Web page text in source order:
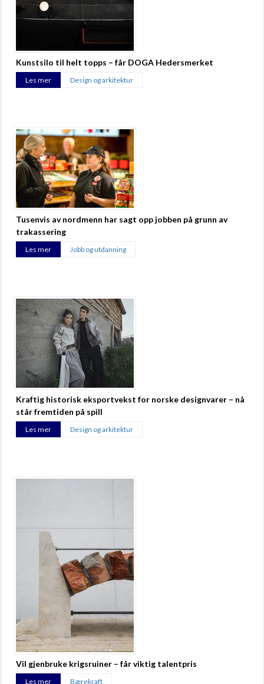
Kunstsilo til helt topps – får DOGA Hedersmerket
Les mer Design og arkitektur
Tusenvis av nordmenn har sagt opp jobben på grunn av
trakassering
Les mer Jobb og utdanning
Kraftig historisk eksportvekst for norske designvarer – nå
står fremtiden på spill
Les mer Design og arkitektur
Vil gjenbruke krigsruiner – får viktig talentpris
Les mer Bærekraft